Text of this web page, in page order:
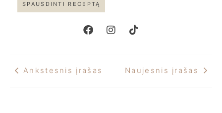
SPAUSDINTI RECEPTĄ
Ankstesnis įrašas Naujesnis įrašas